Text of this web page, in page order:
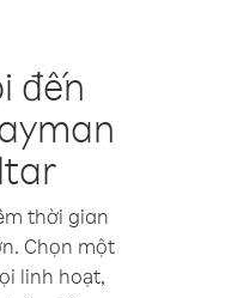
đến
thời gian
Chọn một
linh hoạt,